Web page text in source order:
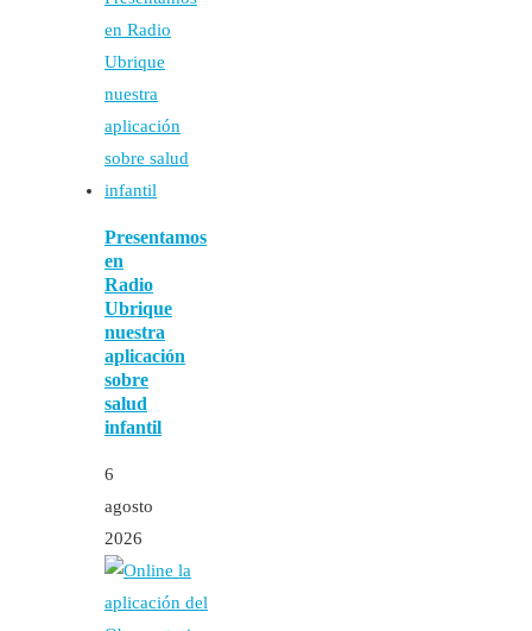
Presentamos
en
Radio
Ubrique
nuestra
aplicación
sobre
salud
infantil
6
agosto
2026